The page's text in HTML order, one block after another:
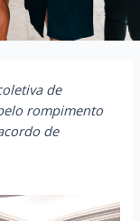
de
rompimento
de